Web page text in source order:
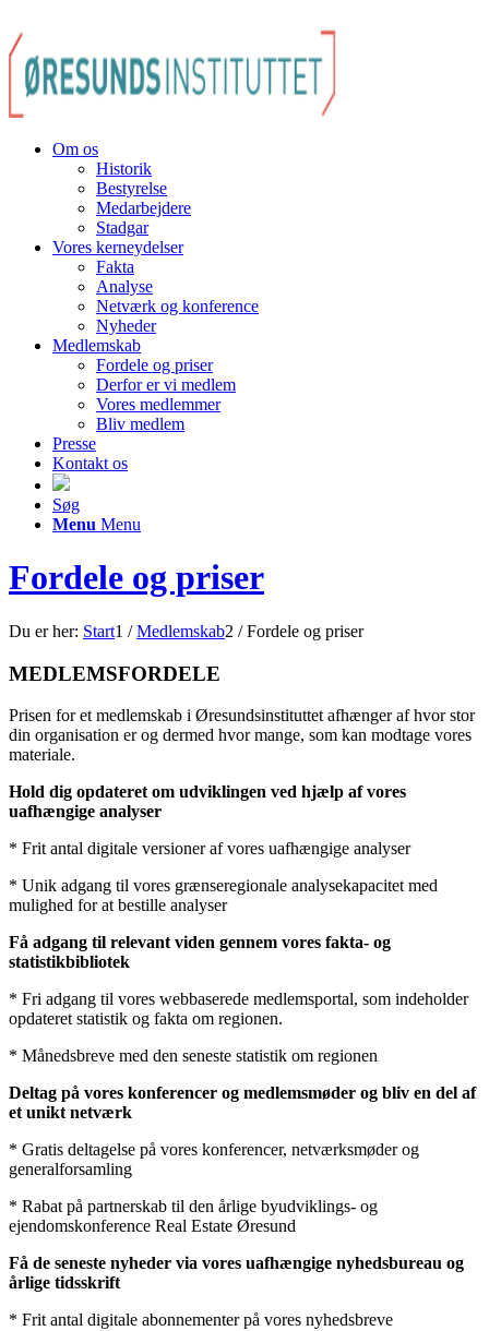
Om os
Historik
Bestyrelse
Medarbejdere
Stadgar
Vores kerneydelser
Fakta
Analyse
Netværk og konference
Nyheder
Medlemskab
Fordele og priser
Derfor er vi medlem
Vores medlemmer
Bliv medlem
Presse
Kontakt os
Søg
Menu Menu
Fordele og priser
Du er her: Start1 / Medlemskab2 / Fordele og priser
MEDLEMSFORDELE
Prisen for et medlemskab i Øresundsinstituttet afhænger af hvor stor
din organisation er og dermed hvor mange, som kan modtage vores
materiale.
Hold dig opdateret om udviklingen ved hjælp af vores
uafhængige analyser
* Frit antal digitale versioner af vores uafhængige analyser
* Unik adgang til vores grænseregionale analysekapacitet med
mulighed for at bestille analyser
Få adgang til relevant viden gennem vores fakta- og
statistikbibliotek
* Fri adgang til vores webbaserede medlemsportal, som indeholder
opdateret statistik og fakta om regionen.
* Månedsbreve med den seneste statistik om regionen
Deltag på vores konferencer og medlemsmøder og bliv en del af
et unikt netværk
* Gratis deltagelse på vores konferencer, netværksmøder og
generalforsamling
* Rabat på partnerskab til den årlige byudviklings- og
ejendomskonference Real Estate Øresund
Få de seneste nyheder via vores uafhængige nyhedsbureau og
årlige tidsskrift
* Frit antal digitale abonnementer på vores nyhedsbreve